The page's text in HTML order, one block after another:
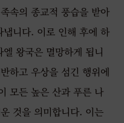
속의 종교적 풍습을 받아
니다. 이로 인해 후에 하
왕국은 멸망하게 됩니
하고 우상을 섬긴 행위에
모든 높은 산과 푸른 나
것을 의미합니다. 이는